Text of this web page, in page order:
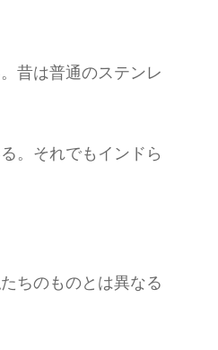
昔は普通のステンレ
。それでもインドら
ちのものとは異なる